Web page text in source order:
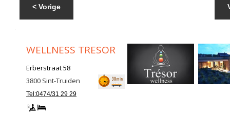
< Vorige
WELLNESS TRESOR
Erberstraat 58
3800 Sint-Truiden
Tel:0474/31 29 29